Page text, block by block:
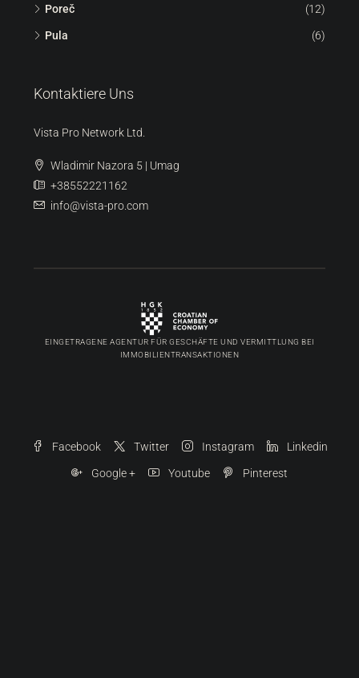
Poreč (12)
Pula (6)
Kontaktiere Uns
Vista Pro Network Ltd.
Wladimir Nazora 5 | Umag
+38552221162
info@vista-pro.com
EINGETRAGENE AGENTUR FÜR GESCHÄFTE UND VERMITTLUNG BEI
IMMOBILIENTRANSAKTIONEN
Facebook Twitter Instagram Linkedin
Google + Youtube Pinterest